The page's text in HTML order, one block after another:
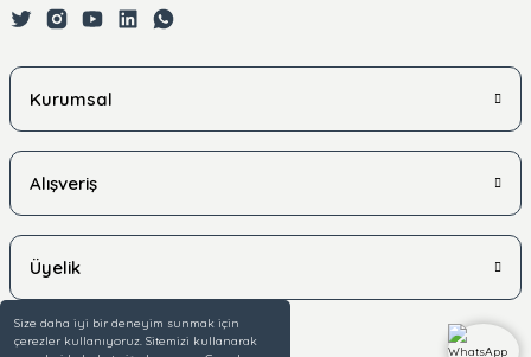
Size daha iyi bir deneyim sunmak için
çerezler kullanıyoruz. Sitemizi kullanarak
Kurumsal
Alışveriş
Üyelik